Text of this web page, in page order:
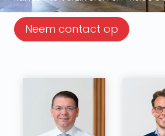
Neem contact op